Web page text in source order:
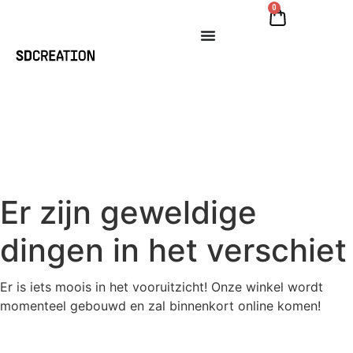
0
Er zijn geweldige
dingen in het verschiet
Er is iets moois in het vooruitzicht! Onze winkel wordt
momenteel gebouwd en zal binnenkort online komen!